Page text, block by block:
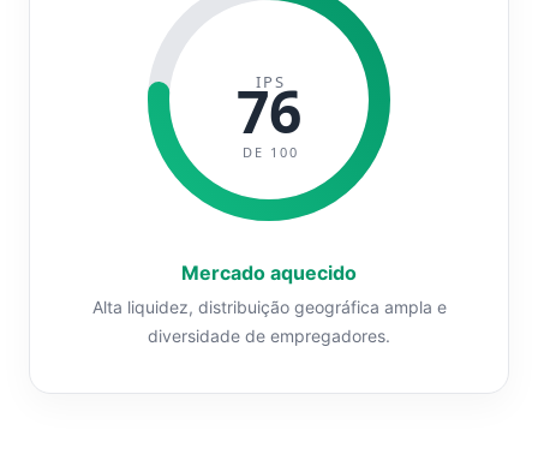
IPS
76
DE 100
Mercado aquecido
Alta liquidez, distribuição geográfica ampla e
diversidade de empregadores.